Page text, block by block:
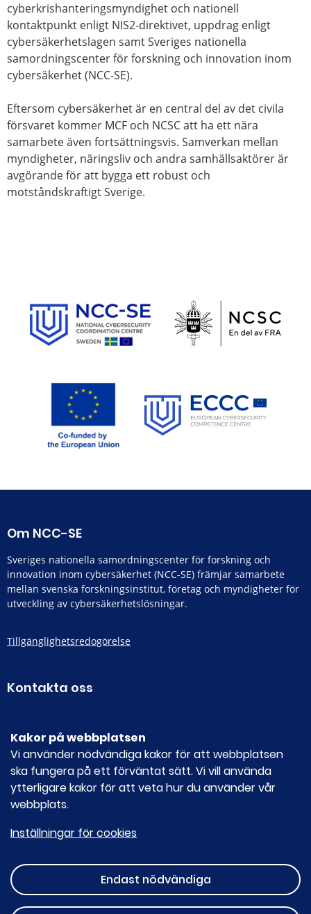
cyberkrishanteringsmyndighet och nationell
kontaktpunkt enligt NIS2-direktivet, uppdrag enligt
cybersäkerhetslagen samt Sveriges nationella
samordningscenter för forskning och innovation inom
cybersäkerhet (NCC-SE).
Eftersom cybersäkerhet är en central del av det civila
försvaret kommer MCF och NCSC att ha ett nära
samarbete även fortsättningsvis. Samverkan mellan
myndigheter, näringsliv och andra samhällsaktörer är
avgörande för att bygga ett robust och
motståndskraftigt Sverige.
Om NCC-SE
Sveriges nationella samordningscenter för forskning och
innovation inom cybersäkerhet (NCC-SE) främjar samarbete
mellan svenska forskningsinstitut, företag och myndigheter för
utveckling av cybersäkerhetslösningar.
Tillgänglighetsredogörelse
Kontakta oss
Sociala medier
Youtube
LinkedIn
Drivs av
Kakor på webbplatsen
Vi använder nödvändiga kakor för att webbplatsen
ska fungera på ett förväntat sätt. Vi vill använda
ytterligare kakor för att veta hur du använder vår
webbplats.
Inställningar för cookies
Endast nödvändiga